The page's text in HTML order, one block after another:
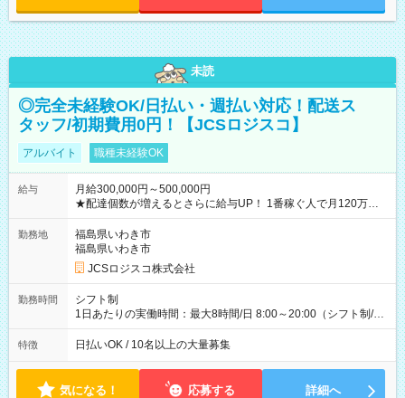
未読
◎完全未経験OK/日払い・週払い対応！配送ス
タッフ/初期費用0円！【JCSロジスコ】
アルバイト 職種未経験OK
給与
月給300,000円～500,000円
★配達個数が増えるとさらに給与UP！ 1番稼ぐ人で月120万ほ
ど！ ・主要都市エリア 月収55万円／週5日稼働 月収65万~112
万円／週6日稼働 ・地方郊外エリア 月収40万円／週5日稼働 月
収40万円~50万円／週6日稼働 ＜モデルイメージ＞ ■月収50万
円 (27歳男性/江東区在住)※元建築関係 1日150個配達×25日勤務
(日休み) ■月収80万円(43歳男性/墨田区在住)※元営業 1日200個
勤務地
福島県いわき市
福島県いわき市
JCSロジスコ株式会社
勤務時間
シフト制
1日あたりの実働時間：最大8時間/日 8:00～20:00（シフト制/実
働8時間） ※週5日勤務（場所次第では週4も有り） ※配達状況
によって時間外での勤務可能性有り ※案件により多少の前後あ
特徴 日払いOK / 10名以上の大量募集
気になる！ 応募する 詳細へ